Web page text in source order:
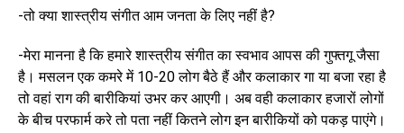
-तो क्या शास्त्रीय संगीत आम जनता के लिए नहीं है?
-मेरा मानना है कि हमारे शास्त्रीय संगीत का स्वभाव आपस की गुफ्तगू जैसा
है। मसलन एक कमरे में 10-20 लोग बैठे हैं और कलाकार गा या बजा रहा है
तो वहां राग की बारीकियां उभर कर आएगी। अब वही कलाकार हजारों लोगों
के बीच परफार्म करे तो पता नहीं कितने लोग इन बारीकियों को पकड़ पाएंगे।